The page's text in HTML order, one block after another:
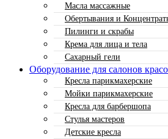
Масла массажные
Обертывания и
Пилинги и скрабы
Крема для лица и тела
Сахарный гели
Оборудование для салонов
Кресла парикмахерские
Мойки парикмахерские
Кресла для барбершопа
Стулья мастеров
Детские кресла